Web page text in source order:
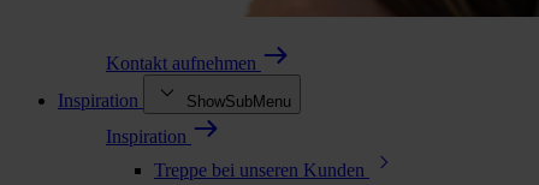
Kontakt aufnehmen
Inspiration
ShowSubMenu
Inspiration
Treppe bei unseren Kunden